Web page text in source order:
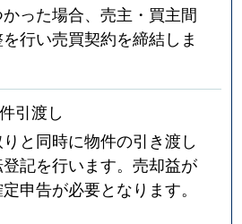
った場合、売主・買主間
行い売買契約を締結しま
引渡し
と同時に物件の引き渡し
記を行います。売却益が
申告が必要となります。